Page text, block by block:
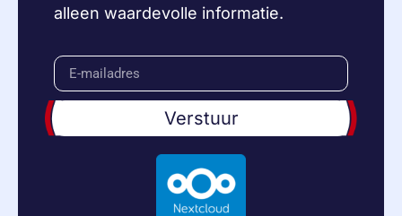
alleen waardevolle informatie.
Verstuur